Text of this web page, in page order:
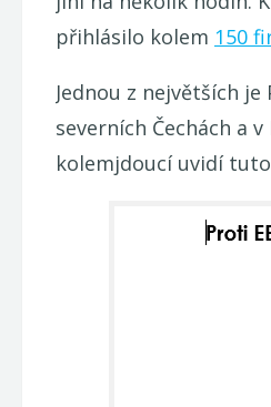
přihlásilo kolem 150
Jednou z největších
severních Čechách a v
kolemjdoucí uvidí